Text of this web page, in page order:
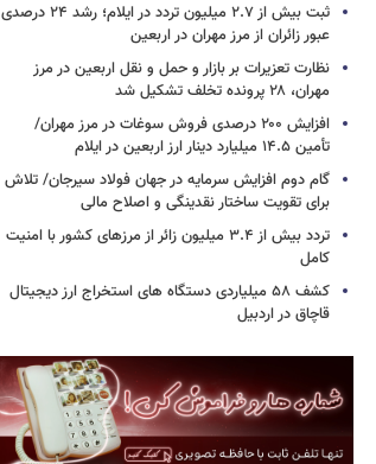
ثبت بیش از ۲.۷ میلیون تردد در ایلام؛ رشد ۲۴ درصدی
عبور زائران از مرز مهران در اربعین
نظارت تعزیرات بر بازار و حمل و نقل اربعین در مرز
مهران، ۲۸ پرونده تخلف تشکیل شد
افزایش ۲۰۰ درصدی فروش سوغات در مرز مهران/
تأمین ۱۴.۵ میلیارد دینار ارز اربعین در ایلام
گام دوم افزایش سرمایه در جهان فولاد سیرجان/ تلاش
برای تقویت ساختار نقدینگی و اصلاح مالی
تردد بیش از ۳.۴ میلیون زائر از مرزهای کشور با امنیت
کامل
کشف ۵۸ میلیاردی دستگاه های استخراج ارز دیجیتال
قاچاق در اردبیل